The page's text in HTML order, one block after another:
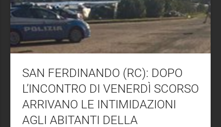
SAN FERDINANDO (RC): DOPO
L’INCONTRO DI VENERDÌ SCORSO
ARRIVANO LE INTIMIDAZIONI
AGLI ABITANTI DELLA